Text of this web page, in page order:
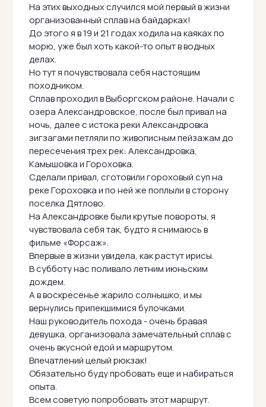
На этих выходных случился мой первый в жизни
организованный сплав на байдарках!
До этого я в 19 и 21 годах ходила на каяках по
морю, уже был хоть какой-то опыт в водных
делах.
Но тут я почувствовала себя настоящим
походником.
Сплав проходил в Выборгском районе. Начали с
озера Александровское, после был привал на
ночь, далее с истока реки Александровка
зигзагами петляли по живописным пейзажам до
пересечения трех рек: Александровка,
Камышовка и Гороховка.
Сделали привал, сготовили гороховый суп на
реке Гороховка и по ней же поплыли в сторону
поселка Дятлово.
На Александровке были крутые повороты, я
чувствовала себя так, будто я снимаюсь в
фильме «Форсаж».
Впервые в жизни увидела, как растут ирисы.
В субботу нас поливало летним июньским
дождем.
А в воскресенье жарило солнышко, и мы
вернулись припекшимися булочками.
Наш руководитель похода - очень бравая
девушка, организовала замечательный сплав с
очень вкусной едой и маршрутом.
Впечатлений целый рюкзак!
Обязательно буду пробовать еще и набираться
опыта.
Всем советую попробовать этот маршрут.